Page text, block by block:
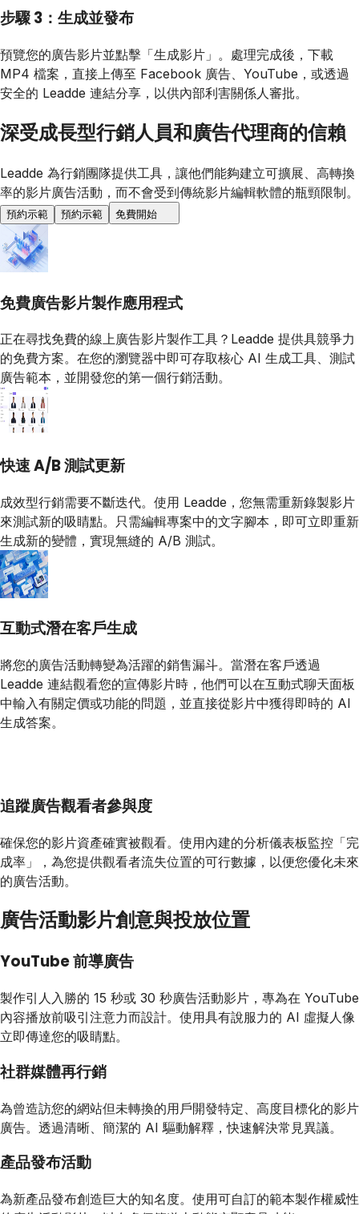
步驟 3：生成並發布
預覽您的廣告影片並點擊「生成影片」。處理完成後，下載
MP4 檔案，直接上傳至 Facebook 廣告、YouTube，或透過
安全的 Leadde 連結分享，以供內部利害關係人審批。
深受成長型行銷人員和廣告代理商的信賴
Leadde 為行銷團隊提供工具，讓他們能夠建立可擴展、高轉換
率的影片廣告活動，而不會受到傳統影片編輯軟體的瓶頸限制。
預約示範 預約示範 免費開始
免費廣告影片製作應用程式
正在尋找免費的線上廣告影片製作工具？Leadde 提供具競爭力
的免費方案。在您的瀏覽器中即可存取核心 AI 生成工具、測試
廣告範本，並開發您的第一個行銷活動。
快速 A/B 測試更新
成效型行銷需要不斷迭代。使用 Leadde，您無需重新錄製影片
來測試新的吸睛點。只需編輯專案中的文字腳本，即可立即重新
生成新的變體，實現無縫的 A/B 測試。
互動式潛在客戶生成
將您的廣告活動轉變為活躍的銷售漏斗。當潛在客戶透過
Leadde 連結觀看您的宣傳影片時，他們可以在互動式聊天面板
中輸入有關定價或功能的問題，並直接從影片中獲得即時的 AI
生成答案。
追蹤廣告觀看者參與度
確保您的影片資產確實被觀看。使用內建的分析儀表板監控「完
成率」，為您提供觀看者流失位置的可行數據，以便您優化未來
的廣告活動。
廣告活動影片創意與投放位置
YouTube 前導廣告
製作引人入勝的 15 秒或 30 秒廣告活動影片，專為在 YouTube
內容播放前吸引注意力而設計。使用具有說服力的 AI 虛擬人像
立即傳達您的吸睛點。
社群媒體再行銷
為曾造訪您的網站但未轉換的用戶開發特定、高度目標化的影片
廣告。透過清晰、簡潔的 AI 驅動解釋，快速解決常見異議。
產品發布活動
為新產品發布創造巨大的知名度。使用可自訂的範本製作權威性